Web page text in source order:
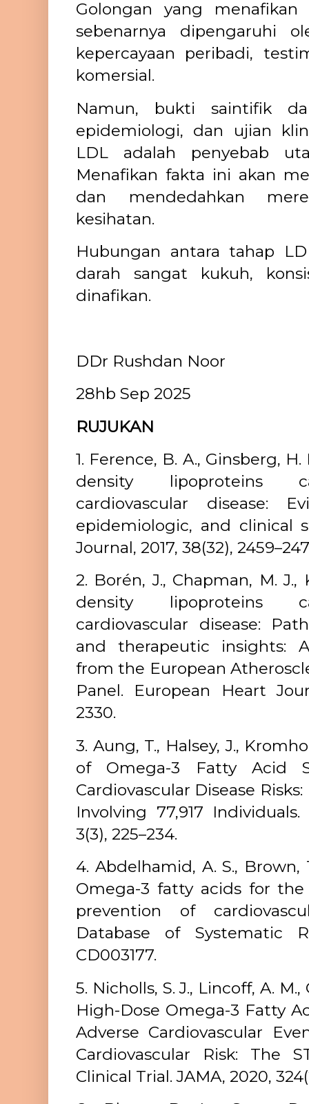
Golongan yang
sebenarnya dipengaruhi
kepercayaan peribadi,
komersial.
Namun, bukti saintifik
epidemiologi, dan ujian
LDL adalah penyebab
Menafikan fakta ini akan
dan mendedahkan
kesihatan.
Hubungan antara tahap
darah sangat kukuh,
dinafikan.
DDr Rushdan Noor
28hb Sep 2025
RUJUKAN
1. Ference, B. A., Ginsberg,
density lipoproteins
cardiovascular disease:
epidemiologic, and clinical
Journal, 2017, 38(32),
2. Borén, J., Chapman, M. J.,
density lipoproteins
cardiovascular disease:
and therapeutic insights:
from the European
Panel. European Heart
2330.
3. Aung, T., Halsey, J.,
of Omega-3 Fatty Acid
Cardiovascular Disease
Involving 77,917
3(3), 225–234.
4. Abdelhamid, A. S., Brown,
Omega-3 fatty acids for
prevention of
Database of Systematic
CD003177.
5. Nicholls, S. J., Lincoff, A.
High-Dose Omega-3 Fatty
Adverse Cardiovascular
Cardiovascular Risk: The
Clinical Trial. JAMA, 2020,